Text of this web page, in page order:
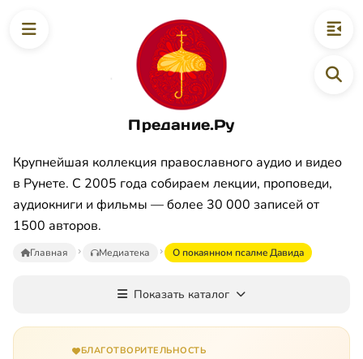
Предание.Ру
Крупнейшая коллекция православного аудио и видео
в Рунете. С 2005 года собираем лекции, проповеди,
аудиокниги и фильмы — более 30 000 записей от
1500 авторов.
Главная Медиатека O пoкaяннoм пcaлмe Дaвидa
Показать каталог
БЛАГОТВОРИТЕЛЬНОСТЬ